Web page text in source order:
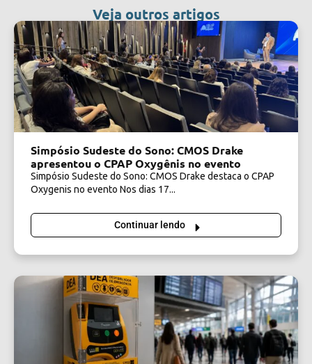
Veja outros artigos
Simpósio Sudeste do Sono: CMOS Drake
apresentou o CPAP Oxygênis no evento
Simpósio Sudeste do Sono: CMOS Drake destaca o CPAP
Oxygenis no evento Nos dias 17...
Continuar lendo